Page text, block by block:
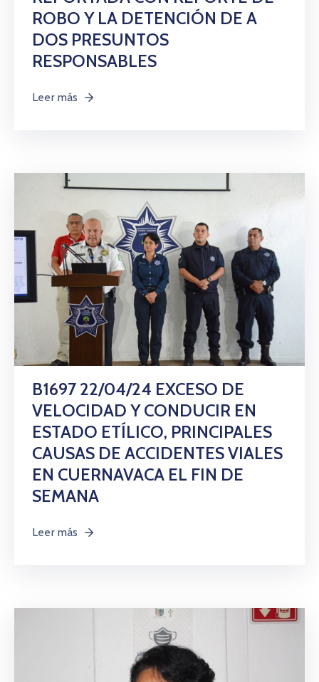
ROBO Y LA DETENCIÓN DE A
DOS PRESUNTOS
RESPONSABLES
Leer más
B1697 22/04/24 EXCESO DE
VELOCIDAD Y CONDUCIR EN
ESTADO ETÍLICO, PRINCIPALES
CAUSAS DE ACCIDENTES VIALES
EN CUERNAVACA EL FIN DE
SEMANA
Leer más